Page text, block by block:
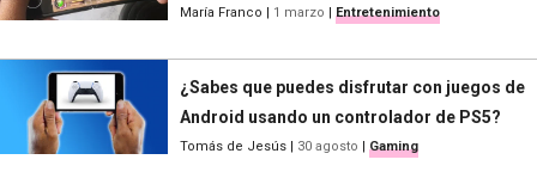
María Franco | 1 marzo | Entretenimiento
¿Sabes que puedes disfrutar con juegos de
Android usando un controlador de PS5?
Tomás de Jesús | 30 agosto | Gaming